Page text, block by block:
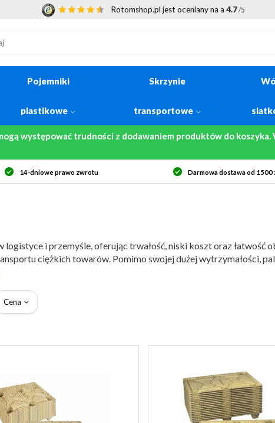
Rotomshop.pl jest oceniany na a 4.7/5
Pojemniki
plastikowe
Skrzynie
transportowe
występować trudności z dodawaniem produktów do
Darmowa dostawa od 1500 zł netto Bezpieczne
i przemyśle, oferując trwałość, niski koszt oraz łatwość
ciężkich towarów. Pomimo swojej dużej wytrzymałości,
Cena